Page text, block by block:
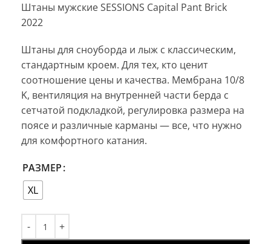
Штаны мужские SESSIONS Capital Pant Brick
2022
Штаны для сноуборда и лыж с классическим,
стандартным кроем. Для тех, кто ценит
соотношение цены и качества. Мембрана 10/8
K, вентиляция на внутренней части берда с
сетчатой подкладкой, регулировка размера на
поясе и различные карманы — все, что нужно
для комфортного катания.
РАЗМЕР
XL